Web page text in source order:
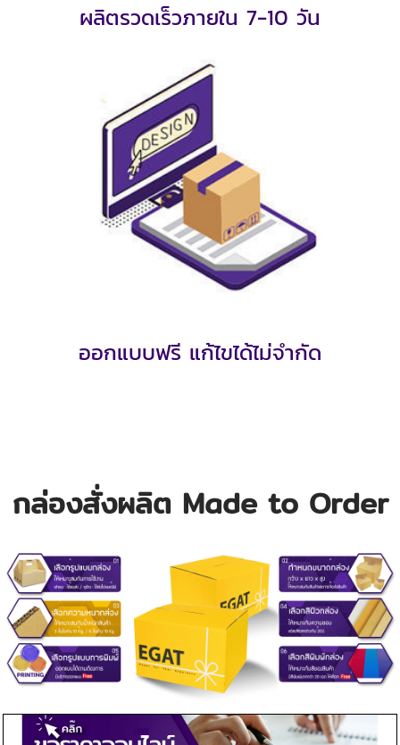
ผลิตรวดเร็วภายใน 7-10 วัน
ออกแบบฟรี แก้ไขได้ไม่จำกัด
กล่องสั่งผลิต Made to Order